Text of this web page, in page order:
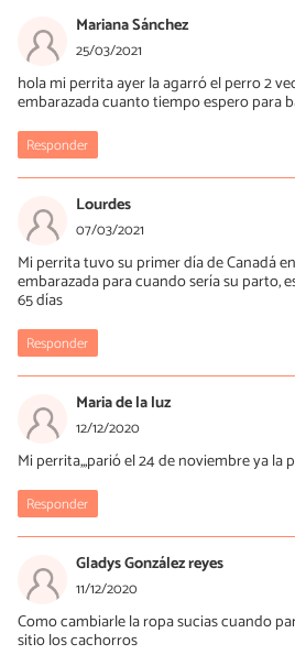
Mariana Sánchez
25/03/2021
hola mi perrita ayer la agarró el perro 2
embarazada cuanto tiempo espero para
Responder
Lourdes
07/03/2021
Mi perrita tuvo su primer día de Canadá
embarazada para cuando sería su parto,
65 días
Responder
Maria de la luz
12/12/2020
Mi perrita,,,parió el 24 de noviembre ya la
Responder
Gladys González reyes
11/12/2020
Como cambiarle la ropa sucias cuando
sitio los cachorros